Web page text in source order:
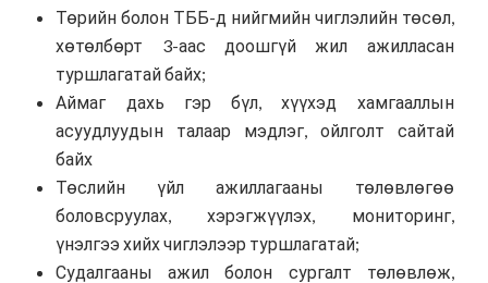
Төрийн болон ТББ-д нийгмийн чиглэлийн төсөл,
хөтөлбөрт 3-аас доошгүй жил ажилласан
туршлагатай байх;
Аймаг дахь гэр бүл, хүүхэд хамгааллын
асуудлуудын талаар мэдлэг, ойлголт сайтай
байх
Төслийн үйл ажиллагааны төлөвлөгөө
боловсруулах, хэрэгжүүлэх, мониторинг,
үнэлгээ хийх чиглэлээр туршлагатай;
Судалгааны ажил болон сургалт төлөвлөж,